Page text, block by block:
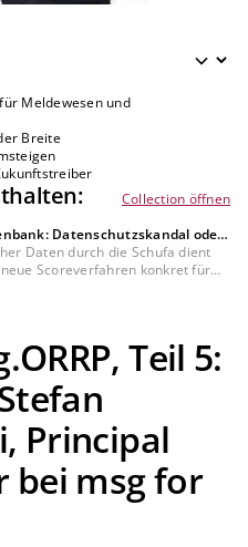
Meldewesen und
Breite
Collection öffnen
Datenschutzskandal oder
Daten durch die Schufa dient
Scoreverfahren konkret für
noch final geklärt werden.
Teil 5:
Principal
bei msg for